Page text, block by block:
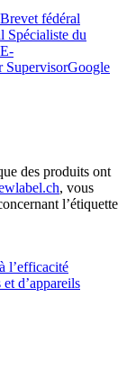
Brevet fédéral
Spécialiste du
SupervisorGoogle
des produits ont
, vous
l’étiquette
l’efficacité
d’appareils